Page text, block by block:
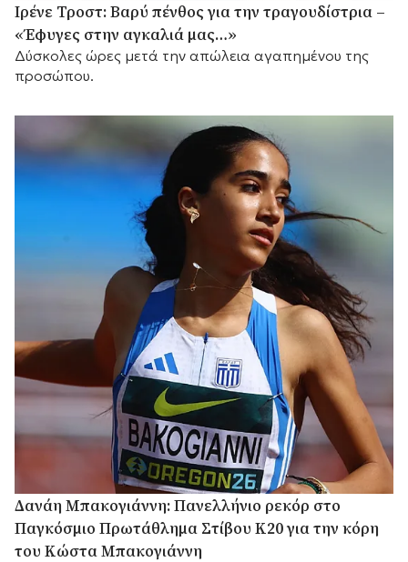
Ιρένε Τροστ: Βαρύ πένθος για την τραγουδίστρια –
«Έφυγες στην αγκαλιά μας…»
Δύσκολες ώρες μετά την απώλεια αγαπημένου της
προσώπου.
Δανάη Μπακογιάννη: Πανελλήνιο ρεκόρ στο
Παγκόσμιο Πρωτάθλημα Στίβου Κ20 για την κόρη
του Κώστα Μπακογιάννη